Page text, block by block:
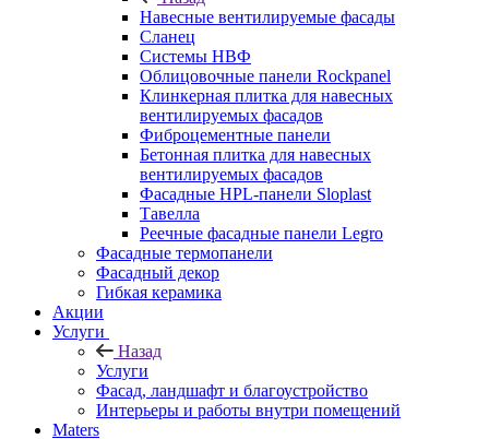
Навесные вентилируемые фасады
Сланец
Системы НВФ
Облицовочные панели Rockpanel
Клинкерная плитка для навесных
вентилируемых фасадов
Фиброцементные панели
Бетонная плитка для навесных
вентилируемых фасадов
Фасадные HPL-панели Sloplast
Тавелла
Реечные фасадные панели Legro
Фасадные термопанели
Фасадный декор
Гибкая керамика
Акции
Услуги
Назад
Услуги
Фасад, ландшафт и благоустройство
Интерьеры и работы внутри помещений
Maters